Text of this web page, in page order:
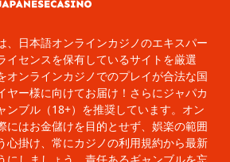
、日本語オンラインカジノのエキスパー
イセンスを保有しているサイトを厳選
オンラインカジノでのプレイが合法な国
ヤー様に向けてお届け！さらにジャパカ
ンブル（18+）を推奨しています。オン
にはお金儲けを目的とせず、娯楽の範囲
心掛け、常にカジノの利用規約から最新